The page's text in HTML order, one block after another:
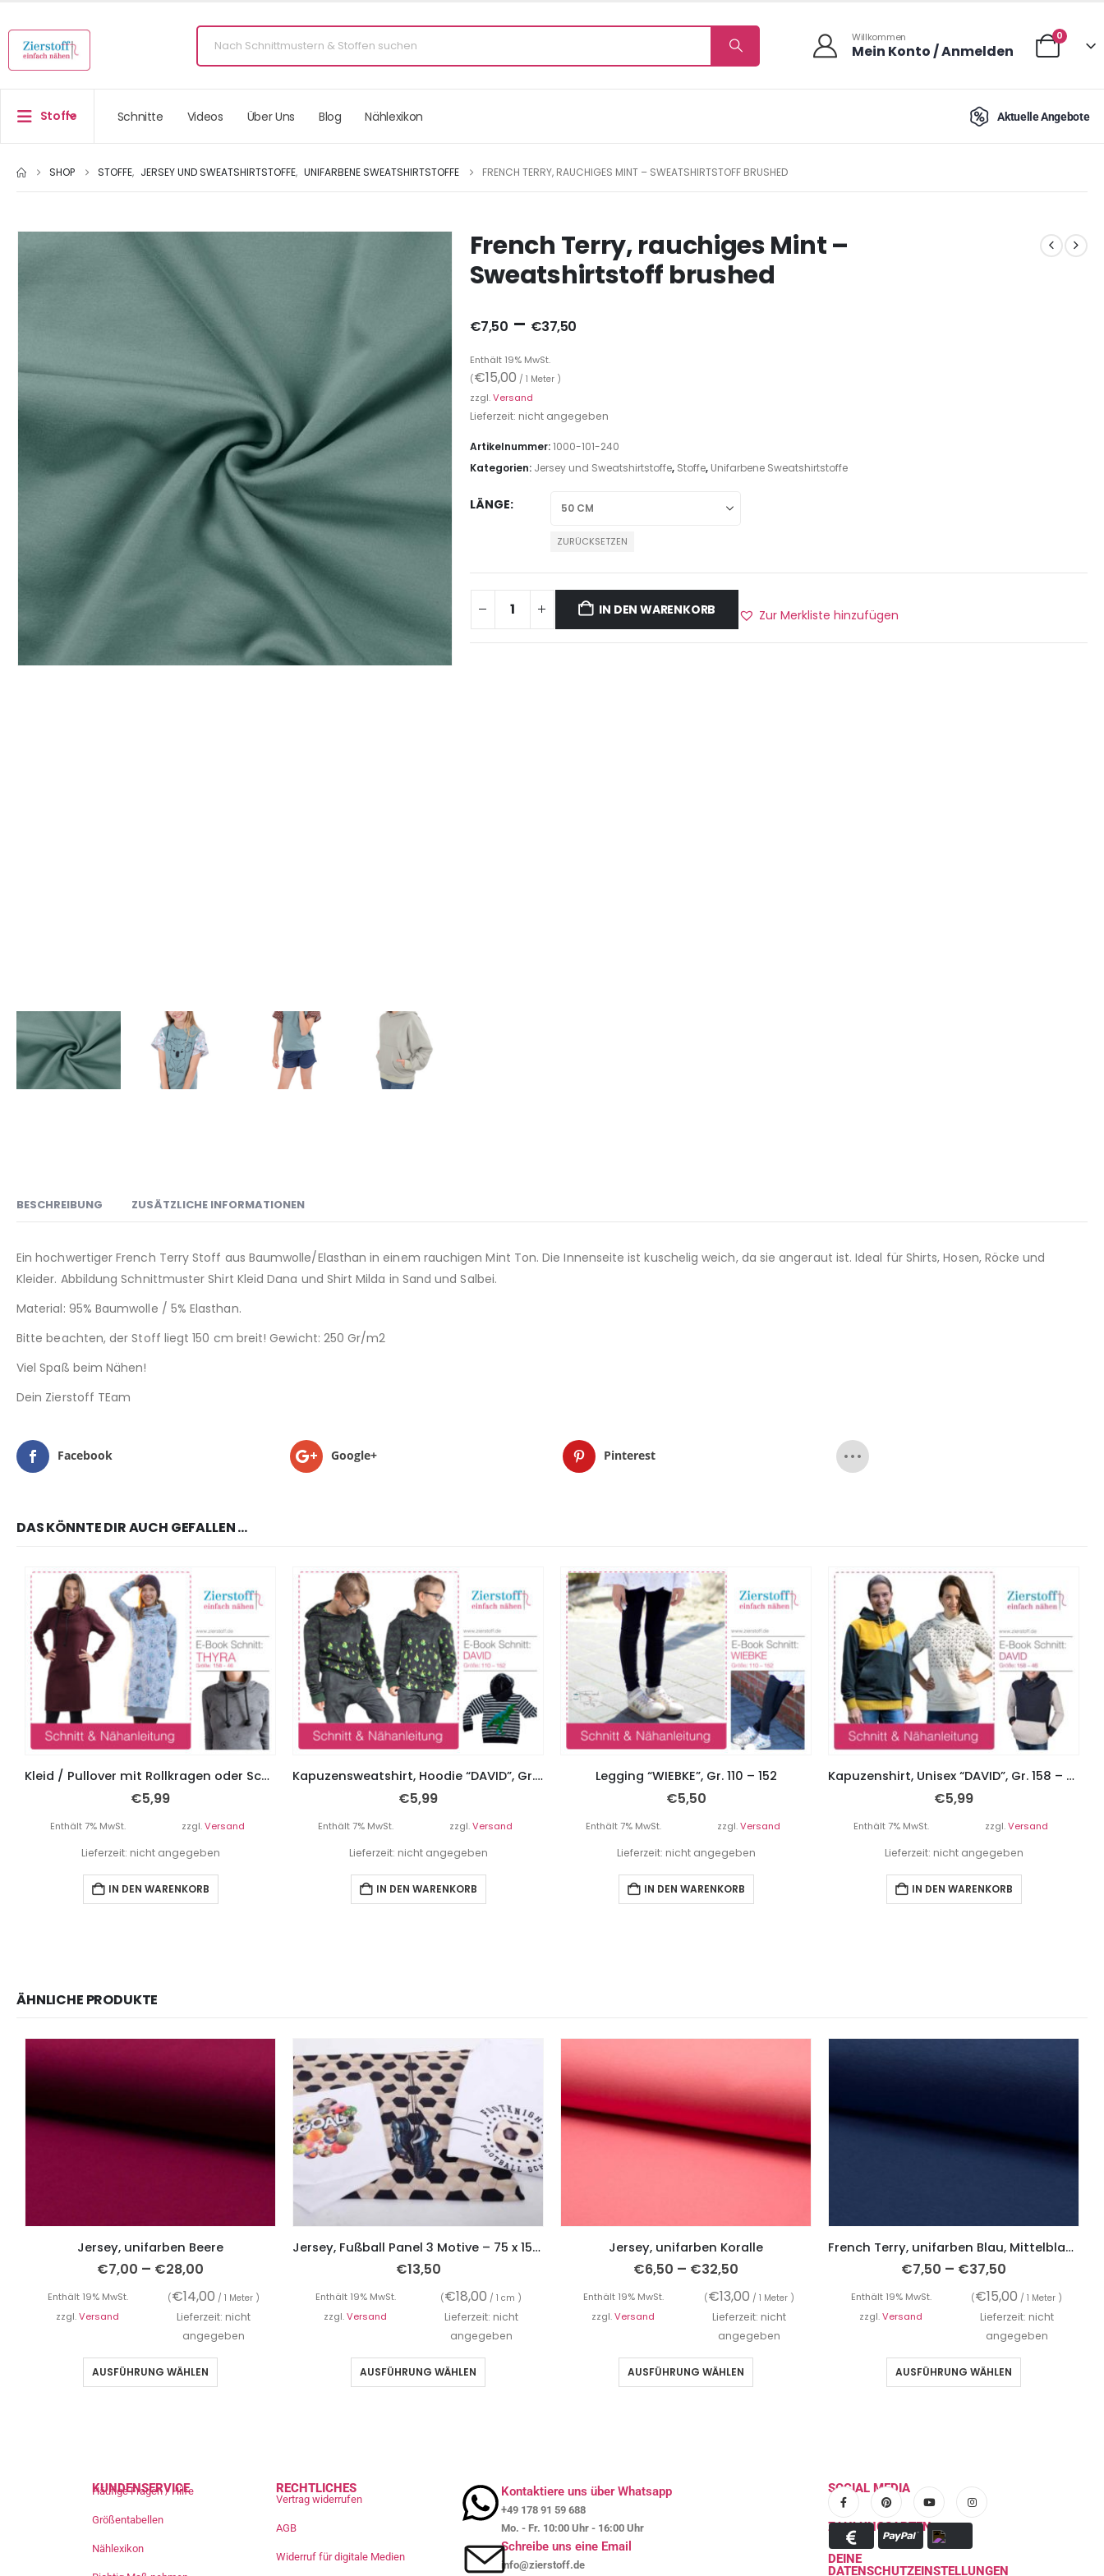
Willkommen
Mein Konto / Anmelden
0
Stoffe Schnitte Videos Über Uns Blog Nählexikon Aktuelle Angebote
SHOP STOFFE, JERSEY UND SWEATSHIRTSTOFFE, UNIFARBENE SWEATSHIRTSTOFFE FRENCH TERRY, RAUCHIGES MINT – SWEATSHIRTSTOFF BRUSHED
French Terry, rauchiges Mint –
Sweatshirtstoff brushed
€7,50 – €37,50
Enthält 19% MwSt.
(€15,00 / 1 Meter )
zzgl.Versand
Lieferzeit: nicht angegeben
Artikelnummer:1000-101-240
Kategorien: Jersey und Sweatshirtstoffe, Stoffe, Unifarbene Sweatshirtstoffe
LÄNGE
ZURÜCKSETZEN
IN DEN WARENKORB Zur Merkliste hinzufügen
BESCHREIBUNG ZUSÄTZLICHE INFORMATIONEN
Ein hochwertiger French Terry Stoff aus Baumwolle/Elasthan in einem rauchigen Mint Ton. Die Innenseite ist kuschelig weich, da sie angeraut ist. Ideal für Shirts, Hosen, Röcke und
Kleider. Abbildung Schnittmuster Shirt Kleid Dana und Shirt Milda in Sand und Salbei.
Material: 95% Baumwolle / 5% Elasthan.
Bitte beachten, der Stoff liegt 150 cm breit! Gewicht: 250 Gr/m2
Viel Spaß beim Nähen!
Dein Zierstoff TEam
Facebook Google+ Pinterest
DAS KÖNNTE DIR AUCH GEFALLEN …
Kleid / Pullover mit Rollkragen oder Schalkragen “Thyra”, Gr. 158 – Damengr. 46
€5,99
Enthält 7% MwSt. zzgl.Versand
Lieferzeit: nicht angegeben
IN DEN WARENKORB
Kapuzensweatshirt, Hoodie “DAVID”, Gr. 110 – 152
€5,99
Enthält 7% MwSt. zzgl.Versand
Lieferzeit: nicht angegeben
IN DEN WARENKORB
Legging “WIEBKE”, Gr. 110 – 152
€5,50
Enthält 7% MwSt. zzgl.Versand
Lieferzeit: nicht angegeben
IN DEN WARENKORB
Kapuzenshirt, Unisex “DAVID”, Gr. 158 – Damengr. 46
€5,99
Enthält 7% MwSt. zzgl.Versand
Lieferzeit: nicht angegeben
IN DEN WARENKORB
ÄHNLICHE PRODUKTE
Jersey, unifarben Beere
€7,00 – €28,00
Enthält 19% MwSt. (€14,00 / 1 Meter )
zzgl.Versand
Lieferzeit: nicht
angegeben
AUSFÜHRUNG WÄHLEN
Jersey, Fußball Panel 3 Motive – 75 x 150 cm
€13,50
Enthält 19% MwSt. (€18,00 / 1 cm )
zzgl.Versand
Lieferzeit: nicht
angegeben
AUSFÜHRUNG WÄHLEN
Jersey, unifarben Koralle
€6,50 – €32,50
Enthält 19% MwSt. (€13,00 / 1 Meter )
zzgl.Versand
Lieferzeit: nicht
angegeben
AUSFÜHRUNG WÄHLEN
French Terry, unifarben Blau, Mittelblau, Sweatshirtstoff brushed
€7,50 – €37,50
Enthält 19% MwSt. (€15,00 / 1 Meter )
zzgl.Versand
Lieferzeit: nicht
angegeben
AUSFÜHRUNG WÄHLEN
KUNDENSERVICE
Häufige Fragen / Hilfe
Größentabellen
Nählexikon
RECHTLICHES
Vertrag widerrufen
AGB
Widerruf für digitale Medien
Kontaktiere uns über Whatsapp
+49 178 91 59 688
Mo. - Fr. 10:00 Uhr - 16:00 Uhr
Schreibe uns eine Email
info@zierstoff.de
SOCIAL MEDIA
ZAHLUNGSARTEN
DEINE
DATENSCHUTZEINSTELLUNGEN